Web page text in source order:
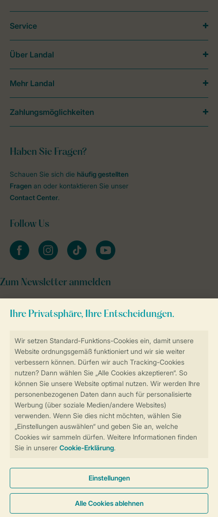
Sicherstellung Deiner Privatsphäre
Sicher und schnell zur Online-Buchung
Sichere Datenübertragung
Sicheres Bezahlen
Haben Sie Fragen?
Schauen Sie sich die häufig gestellten
Fragen an oder kontaktieren Sie unser
Contact Center.
Follow Us
facebookinstagramtiktok youtube
Zum Newsletter anmelden
Service
Über Landal
Mehr Landal
Zahlungsmöglichkeiten
Cookies und Banner
Barrierefreiheit